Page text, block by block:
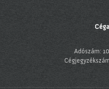
Adószám: